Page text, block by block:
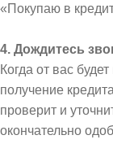
«Покупаю в
4. Дождитесь
Когда от вас
получение
проверит и
окончательно